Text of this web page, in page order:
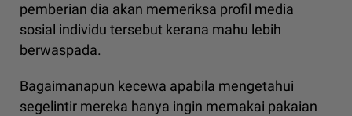
pemberian dia akan memeriksa profil media
sosial individu tersebut kerana mahu lebih
berwaspada.
Bagaimanapun kecewa apabila mengetahui
segelintir mereka hanya ingin memakai pakaian